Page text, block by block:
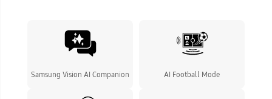
Samsung Vision AI Companion AI Football Mode